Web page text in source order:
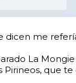
dicen me
La
Pirineos, que